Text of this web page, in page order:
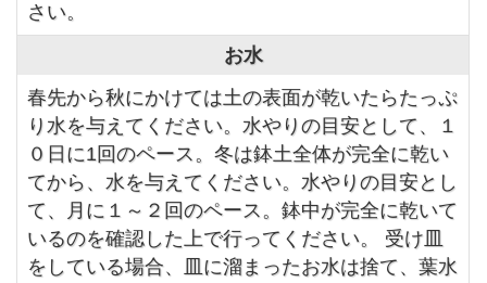
さい。
お水
春先から秋にかけては土の表面が乾いたらたっぷ
り水を与えてください。水やりの目安として、１
０日に1回のペース。冬は鉢土全体が完全に乾い
てから、水を与えてください。水やりの目安とし
て、月に１～２回のペース。鉢中が完全に乾いて
いるのを確認した上で行ってください。 受け皿
をしている場合、皿に溜まったお水は捨て、葉水